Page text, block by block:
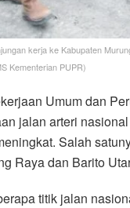
kerja ke Kabupaten
Kementerian PUPR)
Umum dan
jalan arteri
Salah
Raya dan Barito
titik jalan